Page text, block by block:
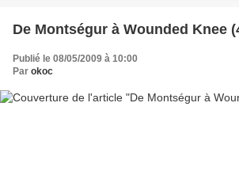
De Montségur à Wounded Knee
Publié le 08/05/2009 à 10:00
Par okoc